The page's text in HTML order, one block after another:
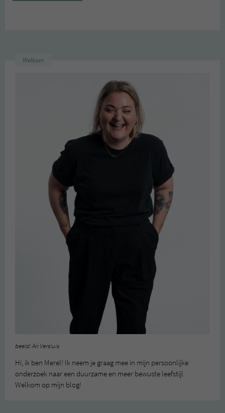
Welkom
beeld: Ari Versluis
Hi, ik ben Merel! Ik neem je graag mee in mijn persoonlijke
onderzoek naar een duurzame en meer bewuste leefstijl.
Welkom op mijn blog!